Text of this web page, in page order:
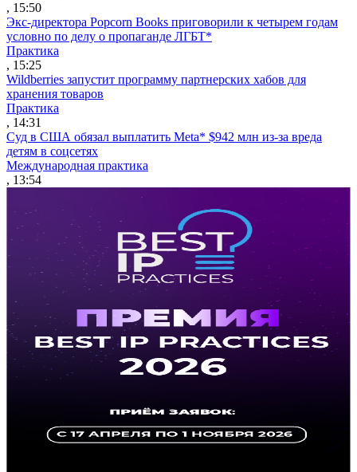
, 15:50
Экс-директора Popcorn Books приговорили к четырем годам
условно по делу о пропаганде ЛГБТ*
Практика
, 15:25
Wildberries запустит программу партнерских хабов для
хранения товаров
Практика
, 14:31
Суд в США обязал выплатить Meta* $942 млн из-за вреда
детям в соцсетях
Международная практика
, 13:54